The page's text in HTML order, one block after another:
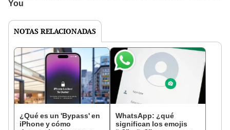
NOTAS RELACIONADAS
¿Qué es un 'Bypass' en
iPhone y cómo
WhatsApp: ¿qué
significan los emojis